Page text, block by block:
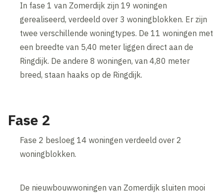
In fase 1 van Zomerdijk zijn 19 woningen
gerealiseerd, verdeeld over 3 woningblokken. Er zijn
twee verschillende woningtypes. De 11 woningen met
een breedte van 5,40 meter liggen direct aan de
Ringdijk. De andere 8 woningen, van 4,80 meter
breed, staan haaks op de Ringdijk.
Fase 2
Fase 2 besloeg 14 woningen verdeeld over 2
woningblokken.
De nieuwbouwwoningen van Zomerdijk sluiten mooi